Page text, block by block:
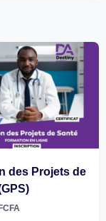
des Projets de
FCFA